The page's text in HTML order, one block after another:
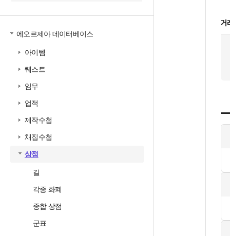
에오르제아 데이터베이스
아이템
퀘스트
임무
업적
제작수첩
채집수첩
상점
길
각종 화폐
종합 상점
군표
거